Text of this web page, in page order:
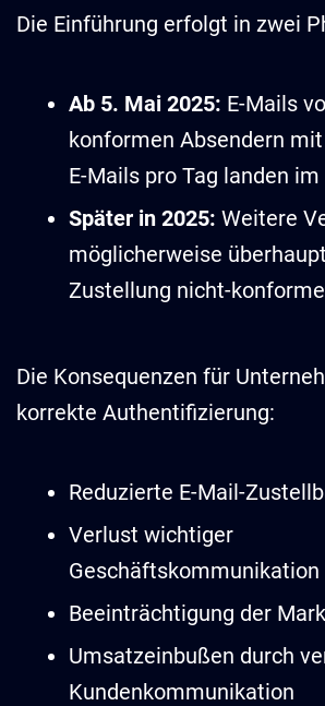
Die Einführung erfolgt in zwei
Ab 5. Mai 2025: E-Mails
konformen Absendern
E-Mails pro Tag landen
Später in 2025: Weitere
möglicherweise
Zustellung nicht-
Die Konsequenzen für
korrekte Authentifizierung:
Reduzierte E-Mail-
Verlust wichtiger
Geschäftskommunikation
Beeinträchtigung der
Umsatzeinbußen durch
Kundenkommunikation